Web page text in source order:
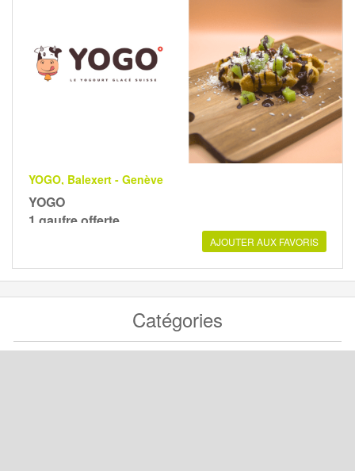
YOGO, Balexert - Genève
YOGO
1 gaufre offerte
AJOUTER AUX FAVORIS
Catégories